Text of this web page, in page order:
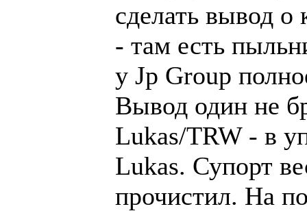
сделать вывод о
- там есть
у Jp Group
Вывод один не
Lukas/TRW - в
Lukas. Супорт
прочистил. На